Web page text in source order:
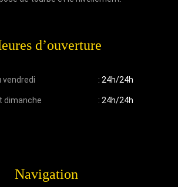
d’ouverture
vendredi
dimanche
: 24h/24h
: 24h/24h
Navigation